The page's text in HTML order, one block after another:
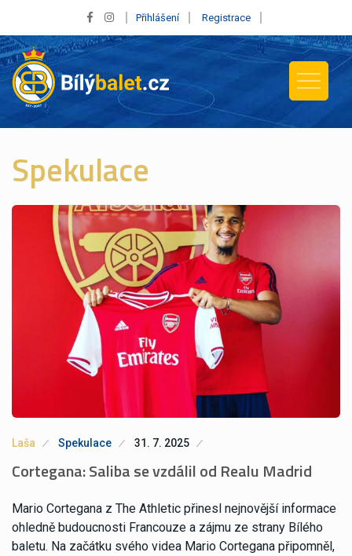
Přihlášení Registrace
Spekulace
Laša Spekulace 31. 7. 2025
Cortegana: Saliba se vzdálil od Realu Madrid
Mario Cortegana z The Athletic přinesl nejnovější informace
ohledně budoucnosti Francouze a zájmu ze strany Bílého
baletu. Na začátku svého videa Mario Cortegana připomněl,